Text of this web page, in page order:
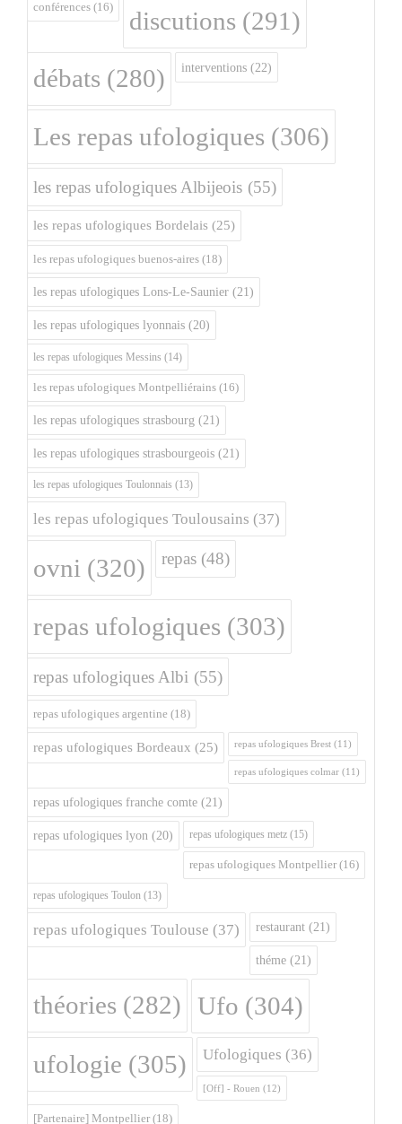
conférences (16) discutions (291)
débats (280) interventions (22)
Les repas ufologiques (306)
les repas ufologiques Albijeois (55)
les repas ufologiques Bordelais (25)
les repas ufologiques buenos-aires (18)
les repas ufologiques Lons-Le-Saunier (21)
les repas ufologiques lyonnais (20)
les repas ufologiques Messins (14)
les repas ufologiques Montpelliérains (16)
les repas ufologiques strasbourg (21)
les repas ufologiques strasbourgeois (21)
les repas ufologiques Toulonnais (13)
les repas ufologiques Toulousains (37)
ovni (320) repas (48)
repas ufologiques (303)
repas ufologiques Albi (55)
repas ufologiques argentine (18)
repas ufologiques Bordeaux (25) repas ufologiques Brest (11)
repas ufologiques colmar (11)
repas ufologiques franche comte (21)
repas ufologiques lyon (20) repas ufologiques metz (15)
repas ufologiques Montpellier (16)
repas ufologiques Toulon (13)
repas ufologiques Toulouse (37) restaurant (21)
théme (21)
théories (282) Ufo (304)
ufologie (305) Ufologiques (36)
[Off] - Rouen (12)
[Partenaire] Montpellier (18)